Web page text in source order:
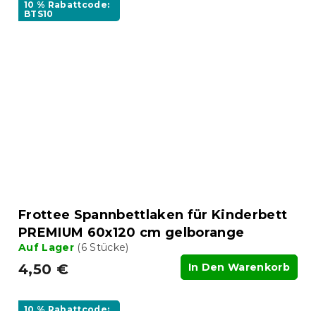
10 % Rabattcode:
BTS10
Frottee Spannbettlaken für Kinderbett
PREMIUM 60x120 cm gelborange
Auf Lager (6 Stücke)
4,50 € In Den Warenkorb